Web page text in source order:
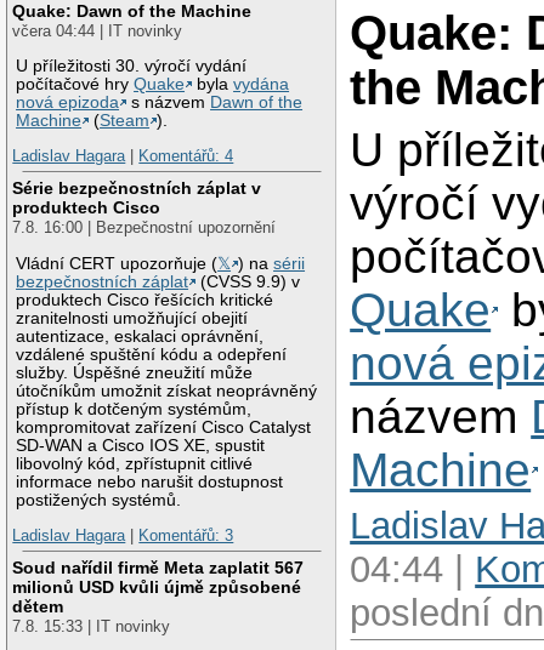
Quake: Dawn of the Machine
včera 04:44 | IT novinky
U příležitosti 30. výročí vydání
počítačové hryQuake bylavydána
nová epizoda
s názvem Dawn of the
Machine
(Steam ).
Ladislav Hagara| Komentářů: 4
Série bezpečnostních záplat v
produktech Cisco
7.8. 16:00 | Bezpečnostní upozornění
Vládní CERT upozorňuje (𝕏 ) nasérii
bezpečnostních záplat
(CVSS 9.9) v
produktech Cisco řešících kritické
zranitelnosti umožňující obejití
autentizace, eskalaci oprávnění,
vzdálené spuštění kódu a odepření
služby. Úspěšné zneužití může
útočníkům umožnit získat neoprávněný
přístup k dotčeným systémům,
kompromitovat zařízení Cisco Catalyst
SD-WAN a Cisco IOS XE, spustit
libovolný kód, zpřístupnit citlivé
informace nebo narušit dostupnost
postižených systémů.
Ladislav Hagara| Komentářů: 3
Soud nařídil firmě Meta zaplatit 567
milionů USD kvůli újmě způsobené
dětem
7.8. 15:33 | IT novinky
Quake:
the
U
výročí
Quake
nová
názvem
Machine
Ladislav
04:44 |
poslední